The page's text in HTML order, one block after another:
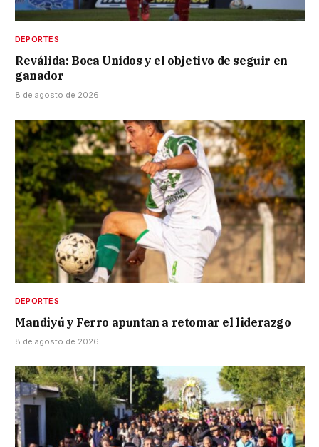
DEPORTES
Reválida: Boca Unidos y el objetivo de seguir en
ganador
8 de agosto de 2026
DEPORTES
Mandiyú y Ferro apuntan a retomar el liderazgo
8 de agosto de 2026